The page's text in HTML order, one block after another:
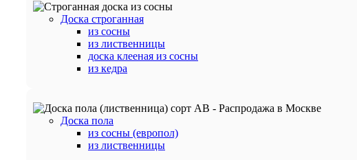
Доска строганная
из сосны
из лиственницы
доска клееная из сосны
из кедра
Доска пола
из сосны (европол)
из лиственницы